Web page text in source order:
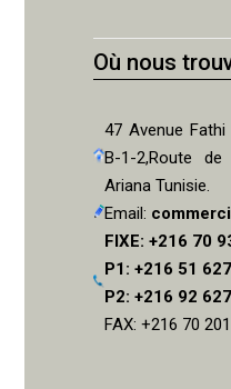
Où nous
47 Avenue
B-1-2,Route de
Ariana Tunisie.
Email:
FIXE: +216 70
P1: +216 51
P2: +216 92
FAX: +216 70